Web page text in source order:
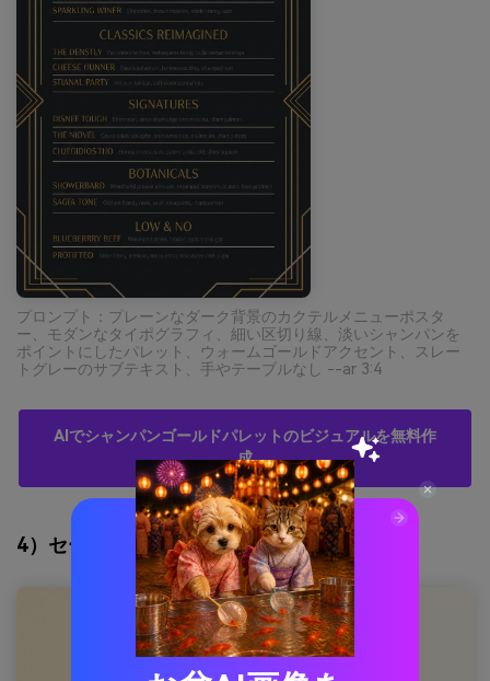
プロンプト：プレーンなダーク背景のカクテルメニューポスタ
ー、モダンなタイポグラフィ、細い区切り線、淡いシャンパンを
ポイントにしたパレット、ウォームゴールドアクセント、スレー
トグレーのサブテキスト、手やテーブルなし --ar 3:4
AIでシャンパンゴールドパレットのビジュアルを無料作
成
4）セージ＆スパークル